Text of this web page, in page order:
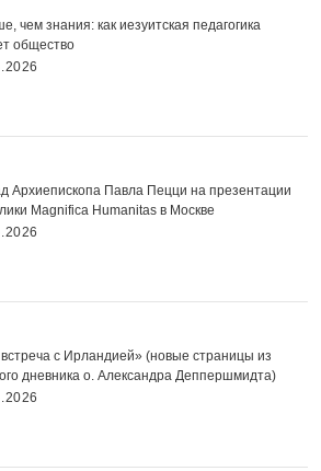
чем знания: как иезуитская педагогика
общество
Архиепископа Павла Пецци на презентации
Magnifica Нumanitas в Москве
с Ирландией» (новые страницы из
дневника о. Александра Деппершмидта)